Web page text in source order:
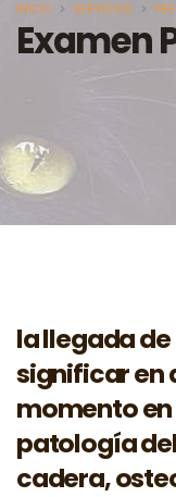
Examen
INICIO SERVICIOS
la llegada
significar en
momento
patología
cadera,